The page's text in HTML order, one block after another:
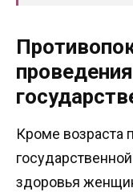
Кроме возраста
здоровья